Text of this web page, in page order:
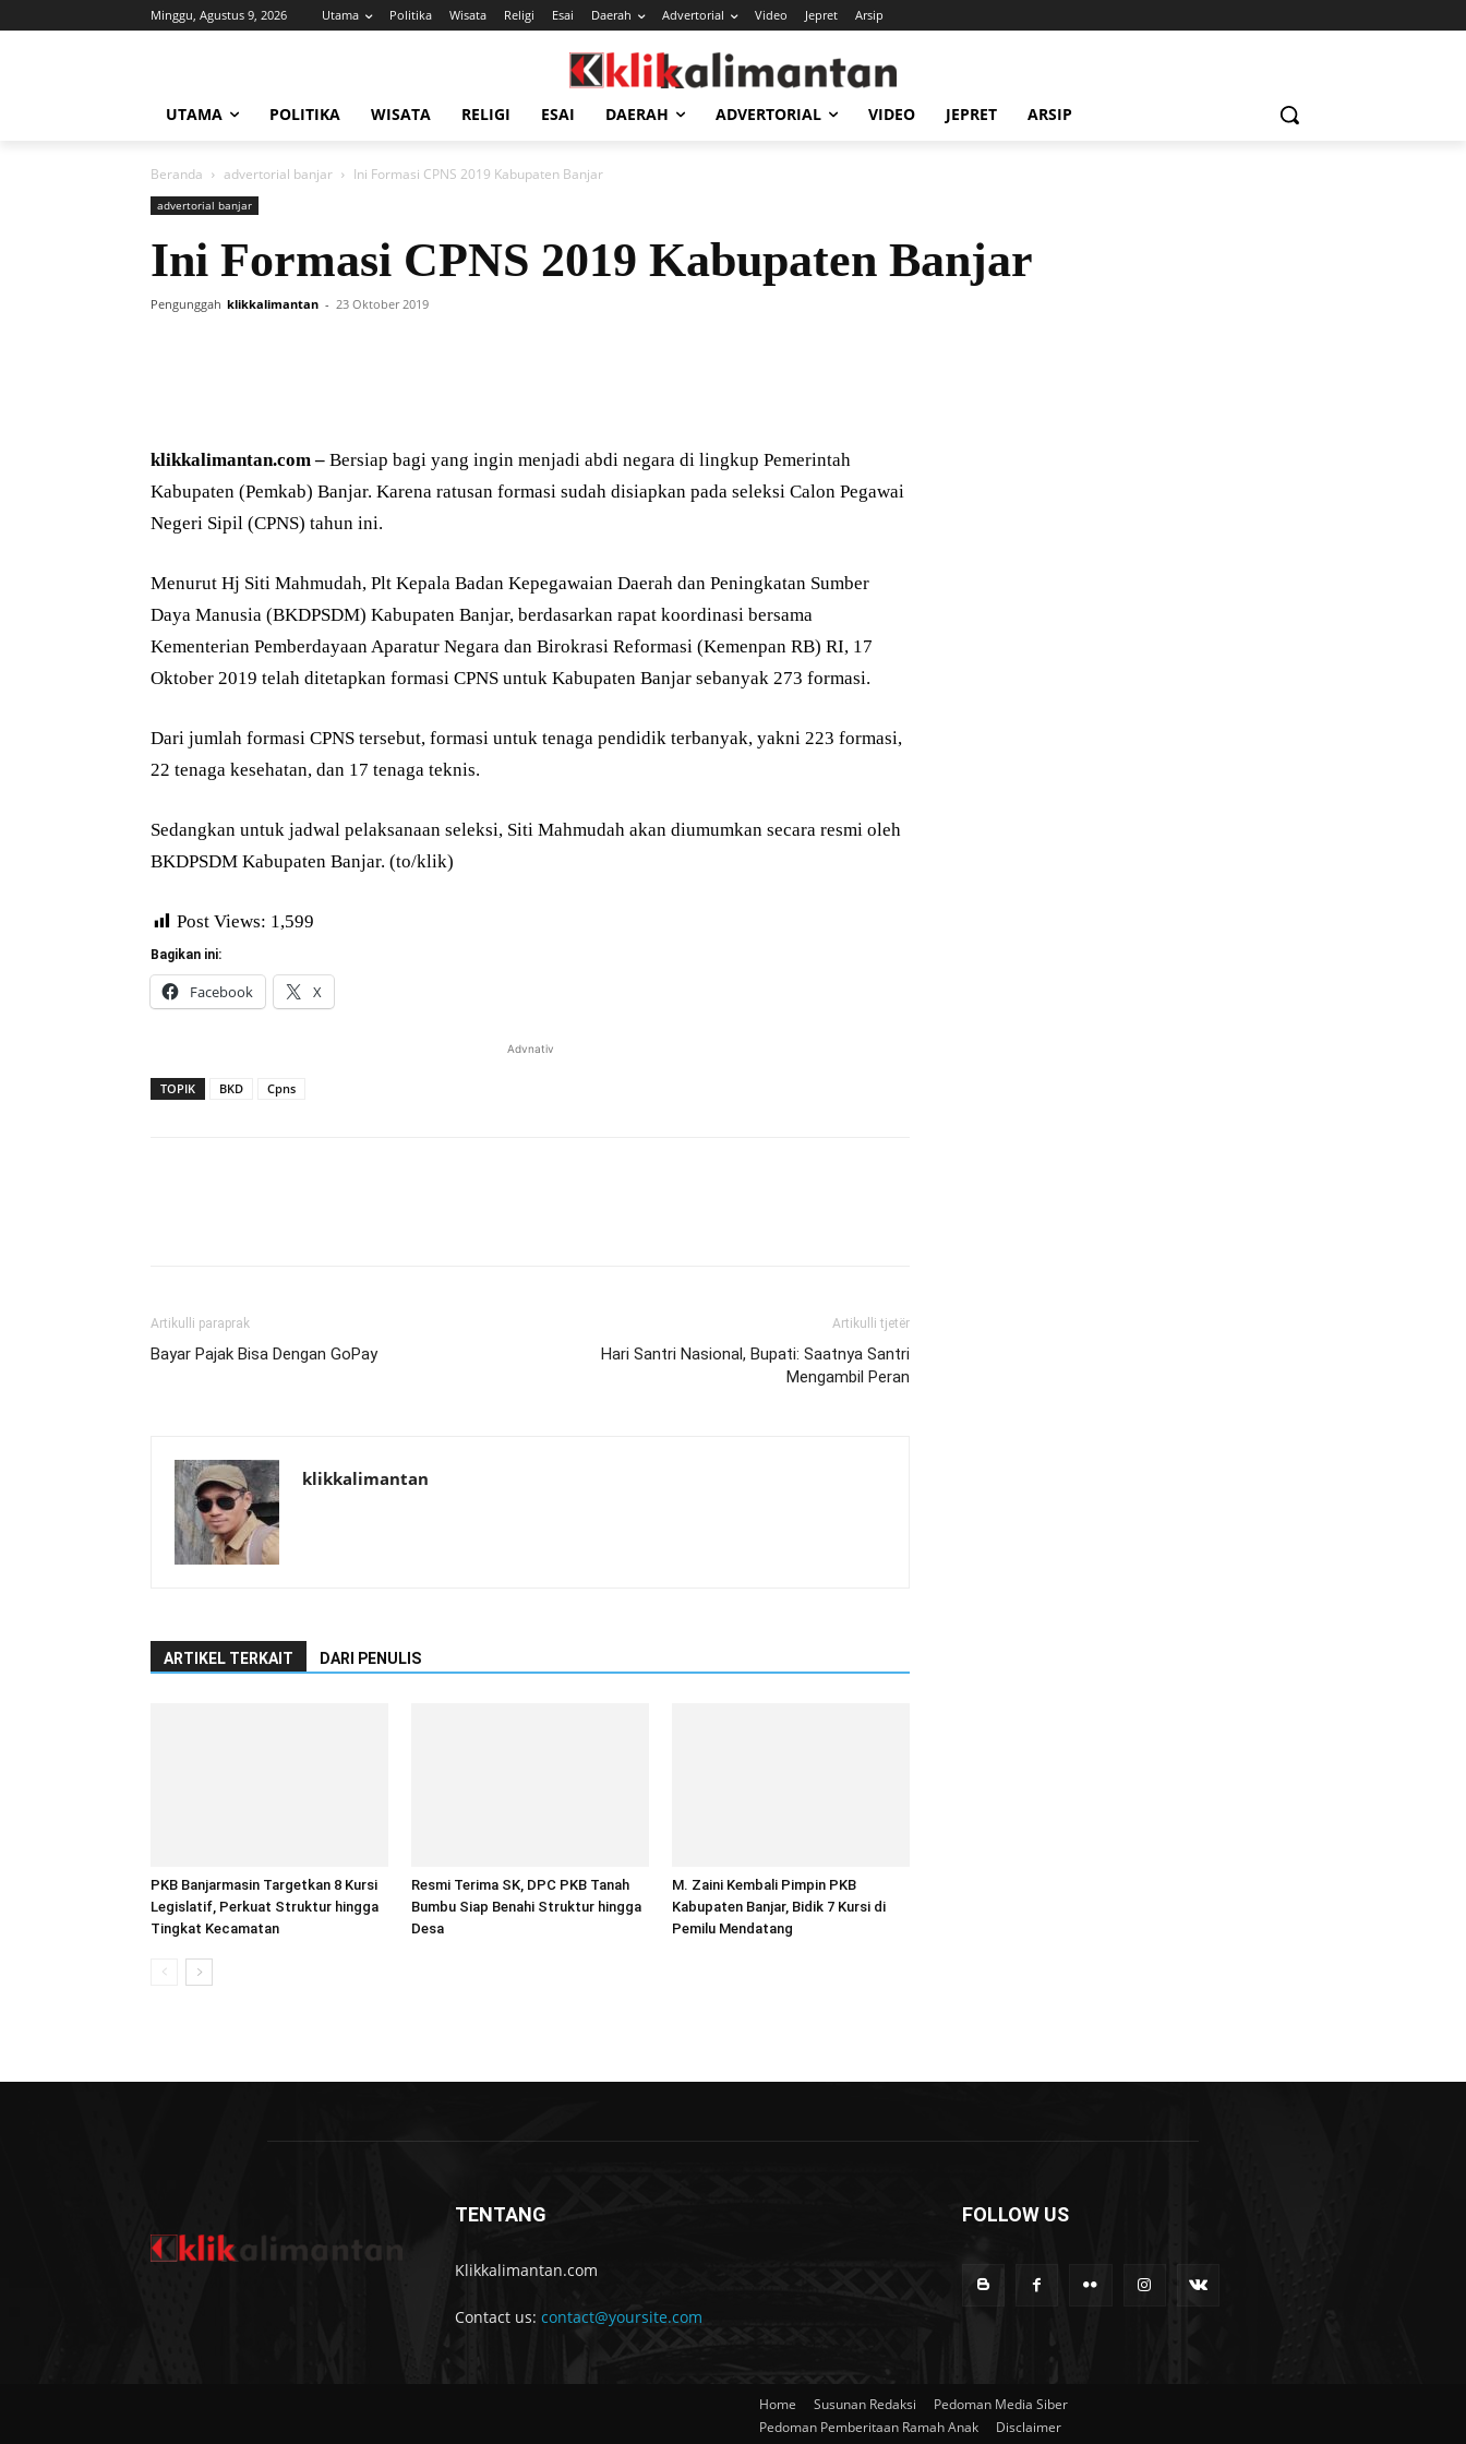
Minggu, Agustus 9, 2026 Utama Politika Wisata Religi Esai Daerah Advertorial Video Jepret Arsip
UTAMA POLITIKA WISATA RELIGI ESAI DAERAH ADVERTORIAL VIDEO JEPRET ARSIP
Beranda advertorial banjar Ini Formasi CPNS 2019 Kabupaten Banjar
advertorial banjar
Ini Formasi CPNS 2019 Kabupaten Banjar
Pengunggah klikkalimantan - 23 Oktober 2019
klikkalimantan.com – Bersiap bagi yang ingin menjadi abdi negara di lingkup Pemerintah
Kabupaten (Pemkab) Banjar. Karena ratusan formasi sudah disiapkan pada seleksi Calon Pegawai
Negeri Sipil (CPNS) tahun ini.
Menurut Hj Siti Mahmudah, Plt Kepala Badan Kepegawaian Daerah dan Peningkatan Sumber
Daya Manusia (BKDPSDM) Kabupaten Banjar, berdasarkan rapat koordinasi bersama
Kementerian Pemberdayaan Aparatur Negara dan Birokrasi Reformasi (Kemenpan RB) RI, 17
Oktober 2019 telah ditetapkan formasi CPNS untuk Kabupaten Banjar sebanyak 273 formasi.
Dari jumlah formasi CPNS tersebut, formasi untuk tenaga pendidik terbanyak, yakni 223 formasi,
22 tenaga kesehatan, dan 17 tenaga teknis.
Sedangkan untuk jadwal pelaksanaan seleksi, Siti Mahmudah akan diumumkan secara resmi oleh
BKDPSDM Kabupaten Banjar. (to/klik)
Post Views: 1,599
Bagikan ini:
Facebook X
Advnativ
TOPIK BKD Cpns
Artikulli paraprak
Bayar Pajak Bisa Dengan GoPay
Artikulli tjetër
Hari Santri Nasional, Bupati: Saatnya Santri
Mengambil Peran
klikkalimantan
ARTIKEL TERKAIT DARI PENULIS
PKB Banjarmasin Targetkan 8 Kursi
Legislatif, Perkuat Struktur hingga
Tingkat Kecamatan
Resmi Terima SK, DPC PKB Tanah
Bumbu Siap Benahi Struktur hingga
Desa
M. Zaini Kembali Pimpin PKB
Kabupaten Banjar, Bidik 7 Kursi di
Pemilu Mendatang
TENTANG
Klikkalimantan.com
Contact us: contact@yoursite.com
FOLLOW US
Home Susunan Redaksi
Pedoman Media Siber
Pedoman Pemberitaan Ramah Anak
Disclaimer